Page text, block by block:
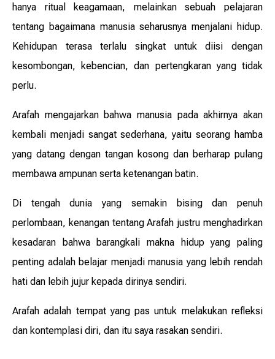
hanya ritual keagamaan, melainkan sebuah pelajaran
tentang bagaimana manusia seharusnya menjalani hidup.
Kehidupan terasa terlalu singkat untuk diisi dengan
kesombongan, kebencian, dan pertengkaran yang tidak
perlu.
Arafah mengajarkan bahwa manusia pada akhirnya akan
kembali menjadi sangat sederhana, yaitu seorang hamba
yang datang dengan tangan kosong dan berharap pulang
membawa ampunan serta ketenangan batin.
Di tengah dunia yang semakin bising dan penuh
perlombaan, kenangan tentang Arafah justru menghadirkan
kesadaran bahwa barangkali makna hidup yang paling
penting adalah belajar menjadi manusia yang lebih rendah
hati dan lebih jujur kepada dirinya sendiri.
Arafah adalah tempat yang pas untuk melakukan refleksi
dan kontemplasi diri, dan itu saya rasakan sendiri.